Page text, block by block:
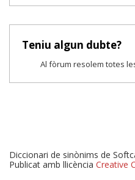
Teniu algun dubte?
Al fòrum resolem totes
Diccionari de sinònims de
Publicat amb llicència Creative